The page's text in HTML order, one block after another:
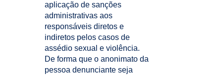
aplicação de sanções
administrativas aos
responsáveis diretos e
indiretos pelos casos de
assédio sexual e violência.
De forma que o anonimato da
pessoa denunciante seja